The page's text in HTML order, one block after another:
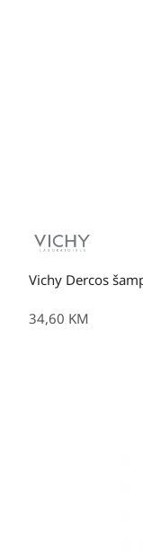
Vichy Dercos
34,60 KM